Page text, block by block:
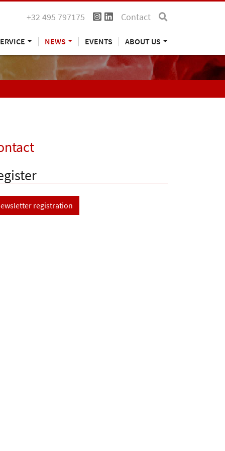
+32 495 797175 Contact
NEWS EVENTS ABOUT US
registration